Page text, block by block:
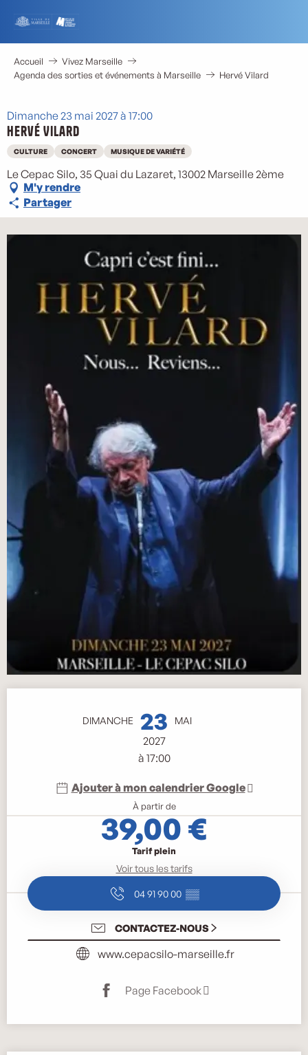
contenu
principal
Accueil
Vivez Marseille
Agenda des sorties et événements à Marseille
Hervé Vilard
Dimanche 23 mai 2027 à 17:00
Hervé Vilard
CULTURE CONCERT MUSIQUE DE VARIÉTÉ
Le Cepac Silo, 35 Quai du Lazaret, 13002 Marseille 2ème
M'y rendre
Partager
DIMANCHE 23 MAI
2027
à 17:00
Ajouter à mon calendrier Google
À partir de
39,00 €
Tarif plein
Voir tous les tarifs
04 91 90 00 ▒▒
CONTACTEZ-NOUS
www.cepacsilo-marseille.fr
Page Facebook